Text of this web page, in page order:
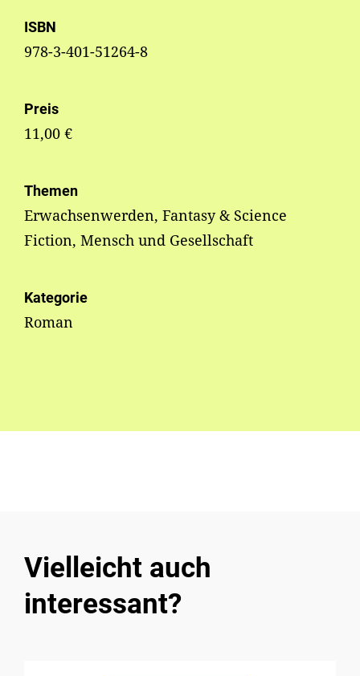
ISBN
978-3-401-51264-8
Preis
11,00 €
Themen
Erwachsenwerden, Fantasy & Science
Fiction, Mensch und Gesellschaft
Kategorie
Roman
Vielleicht auch
interessant?